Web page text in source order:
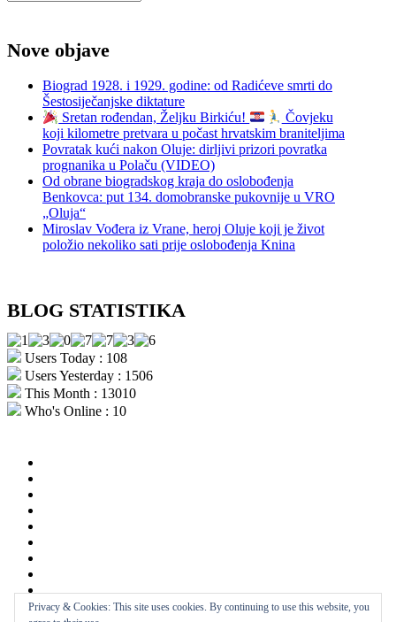
Nove objave
Biograd 1928. i 1929. godine: od Radićeve smrti do
Šestosiječanjske diktature
Sretan rođendan, Željku Birkiću!
Čovjeku
koji kilometre pretvara u počast hrvatskim braniteljima
Povratak kući nakon Oluje: dirljivi prizori povratka
prognanika u Polaču (VIDEO)
Od obrane biogradskog kraja do oslobođenja
Benkovca: put 134. domobranske pukovnije u VRO
„Oluja“
Miroslav Vođera iz Vrane, heroj Oluje koji je život
položio nekoliko sati prije oslobođenja Knina
BLOG STATISTIKA
Users Today : 108
Users Yesterday : 1506
This Month : 13010
Who's Online : 10
obrazovanje
recepti
Privacy & Cookies: This site uses cookies. By continuing to use this website, you